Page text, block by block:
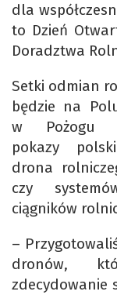
dla
to Dzień
Doradztwa
Setki odmian
będzie na
w Pożogu
pokazy
drona
czy
ciągników
–
dronów,
zdecydowanie